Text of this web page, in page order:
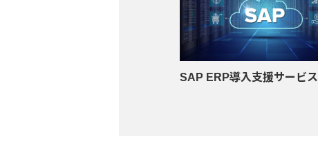
SAP ERP導入支援サービス